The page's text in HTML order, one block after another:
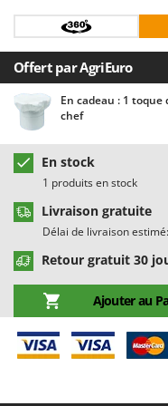
Chaudrons
Cisailles à gazon
Cisailles taille-
Climatiseurs
Compresseurs
Compresseurs
Coupe-bordures -
Coupe-branches
Couveuses à œufs
Cultivateurs Tiller
Débroussailleuses
Décompacteurs
Découpeurs
Barbieri
Batavia
Benassi
Beper
Berkel
Bernardi
Bertolini Pumps
Besser Vacuum
Bestway
Beta tools
Bissell
Black & Decker
BlackStone
Offert par AgriEuro
En cadeau : 1 toque
chef
En stock
1 produits en stock
Livraison gratuite
Délai de livraison
Retour gratuit 30
Ajouter au